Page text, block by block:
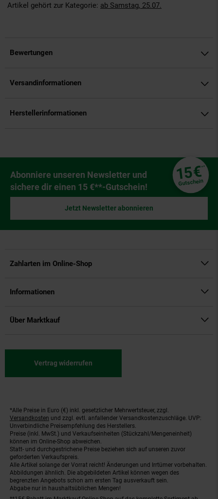
Artikel gehört zur Kategorie: ab Samstag, 25.07.
Bewertungen
Versandinformationen
Herstellerinformationen
Newsletter Anmeldung
Abonniere unseren Newsletter und
sichere dir einen 15 €**-Gutschein!
15€**
Gutschein
Jetzt Newsletter abonnieren
Zahlarten im Online-Shop
Informationen
Über Marktkauf
Vertrag widerrufen
Fußnoten
*Alle Preise in Euro (€) inkl. gesetzlicher Mehrwertsteuer, zzgl.
Versandkosten und zzgl. evtl. anfallender Versandkostenzuschläge. UVP:
Unverbindliche Preisempfehlung des Herstellers.
Preise (inkl. MwSt.) und Verkaufseinheiten (Stückzahl/Mengeneinheit)
können im Online-Shop abweichen.
Statt- und durchgestrichene Preise beziehen sich auf unseren zuvor
geforderten Verkaufspreis.
Alle Artikel solange der Vorrat reicht! Änderungen und Irrtümer vorbehalten.
Abbildungen ähnlich. Die abgebildeten Artikel können wegen des
begrenzten Angebots schon am ersten Tag ausverkauft sein.
Abgabe nur in haushaltsüblichen Mengen!